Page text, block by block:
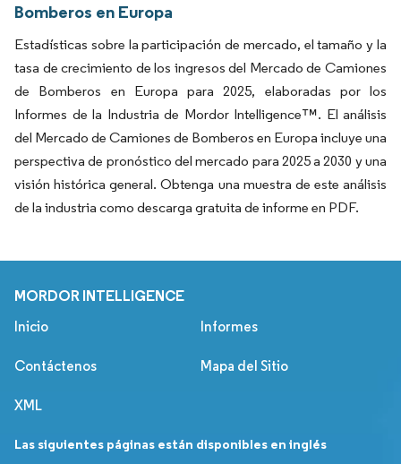
Bomberos en Europa
Estadísticas sobre la participación de mercado, el tamaño y la
tasa de crecimiento de los ingresos del Mercado de Camiones
de Bomberos en Europa para 2025, elaboradas por los
Informes de la Industria de Mordor Intelligence™. El análisis
del Mercado de Camiones de Bomberos en Europa incluye una
perspectiva de pronóstico del mercado para 2025 a 2030 y una
visión histórica general. Obtenga una muestra de este análisis
de la industria como descarga gratuita de informe en PDF.
MORDOR INTELLIGENCE
Inicio Informes
Contáctenos Mapa del Sitio
XML
Las siguientes páginas están disponibles en inglés